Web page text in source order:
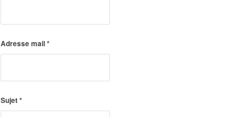
Adresse mail*
Sujet*